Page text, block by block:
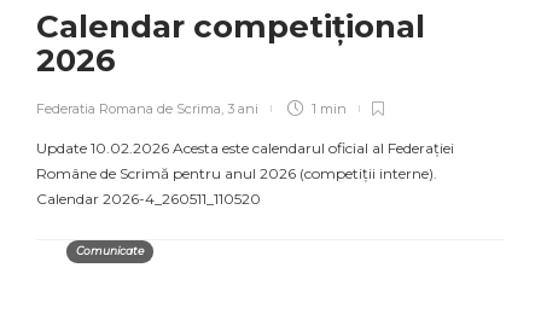
Calendar competițional
2026
Federatia Romana de Scrima, 3 ani 1 min
Update 10.02.2026 Acesta este calendarul oficial al Federației
Române de Scrimă pentru anul 2026 (competiții interne).
Calendar 2026-4_260511_110520
Comunicate